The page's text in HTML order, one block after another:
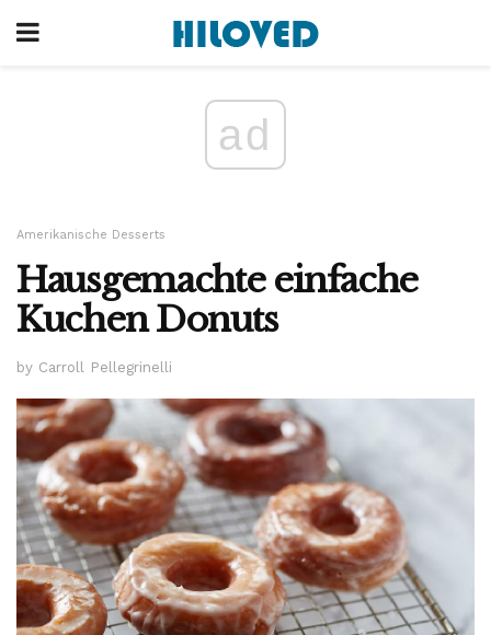
ad
Amerikanische Desserts
Hausgemachte einfache
Kuchen Donuts
by Carroll Pellegrinelli